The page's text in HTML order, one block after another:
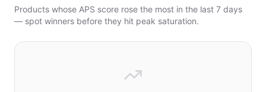
Parts
Products whose APS score rose the most in the last 7 days
— spot winners before they hit peak saturation.